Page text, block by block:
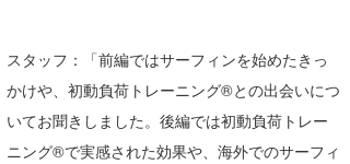
スタッフ：「前編ではサーフィンを始めたきっ
かけや、初動負荷トレーニング®との出会いにつ
いてお聞きしました。後編では初動負荷トレー
ニング®で実感された効果や、海外でのサーフィ
Yasunari Inoue
Yoshiyuki Obata
arukasvision
Colors MAGAZINE
WAVAL
福島寿実子
中浦“JET”章
嵯峨明日香
波伝説スタッフ
☆加藤
+☆maki☆+
波伝説